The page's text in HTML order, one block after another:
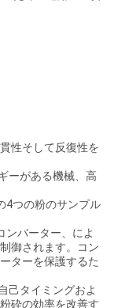
性そして反復性を
ーがある機械、高
4つの粉のサンプル
ンバーター、によ
御されます。コン
ターを保護するた
己タイミングおよ
砕の効率を改善す